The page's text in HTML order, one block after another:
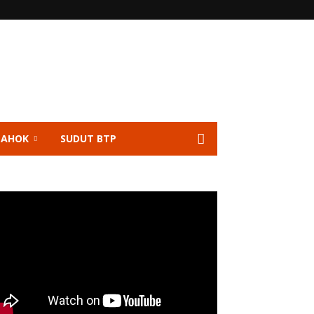
SUDUT BTP